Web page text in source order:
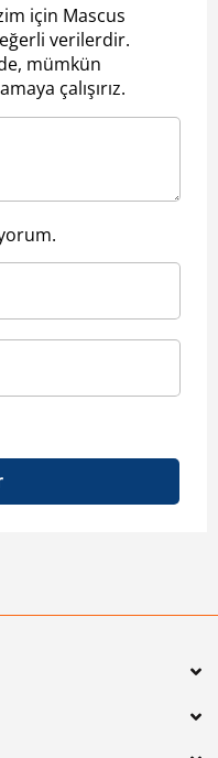
için Mascus
verilerdir.
mümkün
çalışırız.